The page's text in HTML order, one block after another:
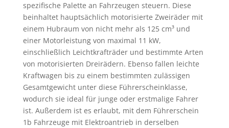
spezifische Palette an Fahrzeugen steuern. Diese
beinhaltet hauptsächlich motorisierte Zweiräder mit
einem Hubraum von nicht mehr als 125 cm³ und
einer Motorleistung von maximal 11 kW,
einschließlich Leichtkrafträder und bestimmte Arten
von motorisierten Dreirädern. Ebenso fallen leichte
Kraftwagen bis zu einem bestimmten zulässigen
Gesamtgewicht unter diese Führerscheinklasse,
wodurch sie ideal für junge oder erstmalige Fahrer
ist. Außerdem ist es erlaubt, mit dem Führerschein
1b Fahrzeuge mit Elektroantrieb in derselben